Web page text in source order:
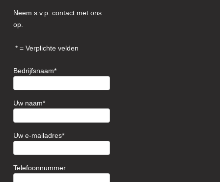
Neem s.v.p. contact met ons
op.
= Verplichte velden
Bedrijfsnaam
Uw naam
Uw e-mailadres
Telefoonnummer